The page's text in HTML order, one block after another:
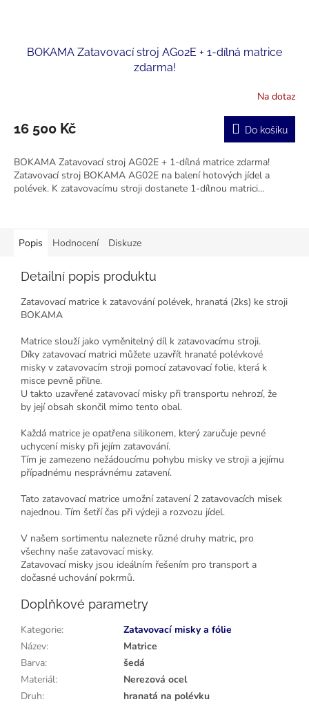
BOKAMA Zatavovací stroj AG02E + 1-dílná matrice
zdarma!
Na dotaz
16 500 Kč Do košíku
BOKAMA Zatavovací stroj AG02E + 1-dílná matrice zdarma!
Zatavovací stroj BOKAMA AG02E na balení hotových jídel a
polévek. K zatavovacímu stroji dostanete 1-dílnou matrici...
Popis Hodnocení Diskuze
Detailní popis produktu
Zatavovací matrice k zatavování polévek, hranatá (2ks) ke stroji
BOKAMA
Matrice slouží jako vyměnitelný díl k zatavovacímu stroji.
Díky zatavovací matrici můžete uzavřít hranaté polévkové
misky v zatavovacím stroji pomocí zatavovací folie, která k
misce pevně přilne.
U takto uzavřené zatavovací misky při transportu nehrozí, že
by její obsah skončil mimo tento obal.
Každá matrice je opatřena silikonem, který zaručuje pevné
uchycení misky při jejím zatavování.
Tím je zamezeno nežádoucímu pohybu misky ve stroji a jejímu
případnému nesprávnému zatavení.
Tato zatavovací matrice umožní zatavení 2 zatavovacích misek
najednou. Tím šetří čas při výdeji a rozvozu jídel.
V našem sortimentu naleznete různé druhy matric, pro
všechny naše zatavovací misky.
Zatavovací misky jsou ideálním řešením pro transport a
dočasné uchování pokrmů.
Doplňkové parametry
Kategorie:
Zatavovací misky a fólie
Název:
Matrice
Barva:
šedá
Materiál:
Nerezová ocel
Druh:
hranatá na polévku